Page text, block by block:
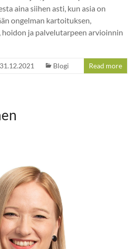
aina siihen asti, kun asia on
ongelman kartoituksen,
ja palvelutarpeen arvioinnin
31.12.2021 Blogi Read more